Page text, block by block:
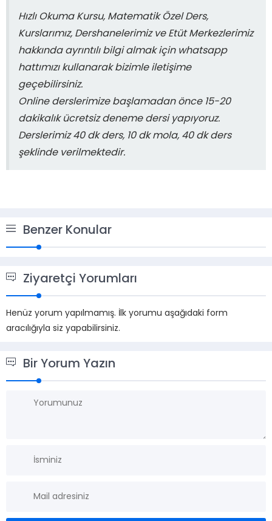
Hızlı Okuma Kursu, Matematik Özel Ders,
Kurslarımız, Dershanelerimiz ve Etüt Merkezlerimiz
hakkında ayrıntılı bilgi almak için whatsapp
hattımızı kullanarak bizimle iletişime
geçebilirsiniz.
Online derslerimize başlamadan önce 15-20
dakikalık ücretsiz deneme dersi yapıyoruz.
Derslerimiz 40 dk ders, 10 dk mola, 40 dk ders
şeklinde verilmektedir.
Benzer Konular
Ziyaretçi Yorumları
Henüz yorum yapılmamış. İlk yorumu aşağıdaki form
aracılığıyla siz yapabilirsiniz.
Bir Yorum Yazın